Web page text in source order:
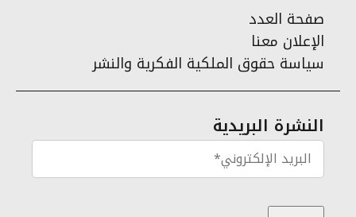
صفحة العدد
الإعلان معنا
سياسة حقوق الملكية الفكرية والنشر
النشرة البريدية